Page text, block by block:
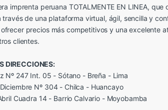
imprenta peruana TOTALMENTE EN LINEA, que
través de una plataforma virtual, ágil, sencilla y
precios más competitivos y una excelente
clientes.
DIRECCIONES:
Nº 247 Int. 05 - Sótano - Breña - Lima
Nº 304 - Chilca - Huancayo
Cuadra 14 - Barrio Calvario - Moyobamba